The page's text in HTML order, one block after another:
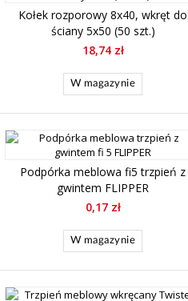
Kołek rozporowy 8x40, wkręt do
ściany 5x50 (50 szt.)
18,74 zł
W magazynie
Podpórka meblowa fi5 trzpień z
gwintem FLIPPER
0,17 zł
W magazynie